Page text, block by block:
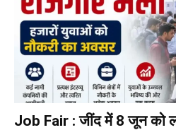
Job Fair : जींद में 8 जून को